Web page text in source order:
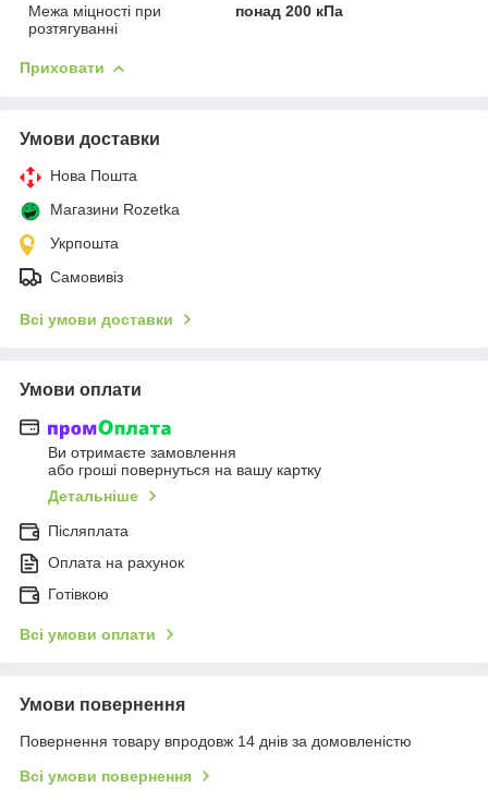
Межа міцності при
розтягуванні
понад 200 кПа
Приховати
Умови доставки
Нова Пошта
Магазини Rozetka
Укрпошта
Самовивіз
Всі умови доставки
Умови оплати
Ви отримаєте замовлення
або гроші повернуться на вашу картку
Детальніше
Післяплата
Оплата на рахунок
Готівкою
Всі умови оплати
Умови повернення
Повернення товару впродовж 14 днів за домовленістю
Всі умови повернення